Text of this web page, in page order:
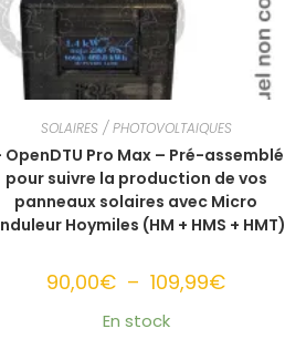
SOLAIRES / PHOTOVOLTAIQUES
OpenDTU Pro Max – Pré-assemblé
pour suivre la production de vos
panneaux solaires avec Micro
Hoymiles (HM + HMS + HMT)
90,00€ – 109,99€Plage
de
En stock